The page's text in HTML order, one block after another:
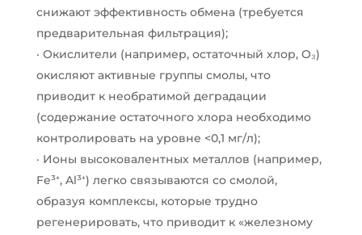
снижают эффективность обмена (требуется
предварительная фильтрация);
· Окислители (например, остаточный хлор, O₃)
окисляют активные группы смолы, что
приводит к необратимой деградации
(содержание остаточного хлора необходимо
контролировать на уровне <0,1 мг/л);
· Ионы высоковалентных металлов (например,
Fe³⁺, Al³⁺) легко связываются со смолой,
образуя комплексы, которые трудно
регенерировать, что приводит к «железному